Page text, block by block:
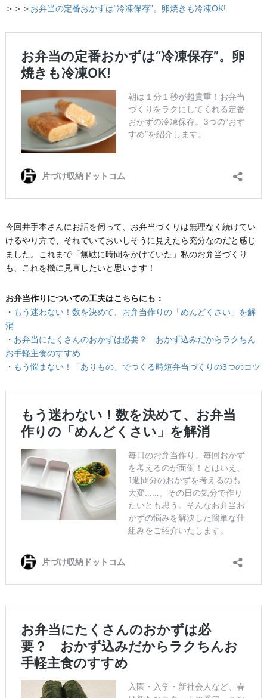
＞＞＞ お弁当の定番おかずは“冷凍保存”。卵焼きも冷凍OK!
今回井手本さんにお話を伺って、お弁当づくりは無理なく続けてい
けるやり方で、それでいておいしそうに見えたら充分なのだと感じ
ました。これまで「無駄に時間をかけていた」私のお弁当づくり
も、これを機に見直したいと思います！
お弁当作りについての工夫はこちらにも：
・ もう迷わない！数を決めて、お弁当作りの「めんどくさい」を解
消
・ お弁当にたくさんのおかずは必要？ おかず込みだからラクちん
お手軽主食のすすめ
・ もう悩まない！「ありもの」でつくる時短弁当づくりの3つのコツ